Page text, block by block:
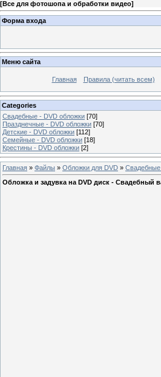
[Все для фотошопа и обработки видео]
Форма входа
Меню сайта
Главная Правила (читать всем)
Categories
Свадебные - DVD обложки [70]
Празднечные - DVD обложки [70]
Детские - DVD обложки [112]
Семейные - DVD обложки [18]
Крестины - DVD обложки [2]
Главная » Файлы » Обложки для DVD » Свадебные
Обложка и задувка на DVD диск - Свадебный